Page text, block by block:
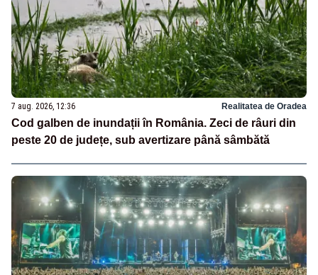
7 aug. 2026, 12:36 Realitatea de Oradea
Cod galben de inundații în România. Zeci de râuri din
peste 20 de județe, sub avertizare până sâmbătă